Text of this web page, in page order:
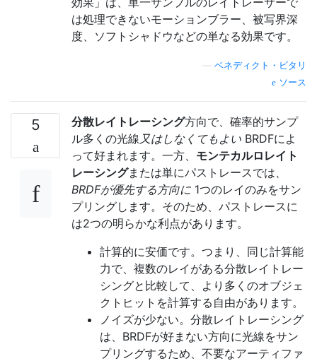
は処理できないモーションブラー、被写界深
度、ソフトシャドウなどの単なる効果です。
ベネディクト・ビタリ
ソース
5 分散レイトレーシング方向で、確率的サンプ
ル多くの光線又はしなくてもよい BRDFによ
って好まれます。一方、 モンテカルロレイト
レーシングまたは単にパストレースでは、
BRDFが優先する方向に 1つのレイのみをサン
プリングします。そのため、パストレースに
は2つの明らかな利点があります。
計算的に安価です。つまり、同じ計算能
力で、複数のレイがある分散レイトレー
シングと比較して、より多くのオブジェ
クトヒットを計算する自由があります。
ノイズが少ない。分散レイトレーシング
は、BRDFが好まない方向に光線をサン
プリングするため、不要なアーティファ